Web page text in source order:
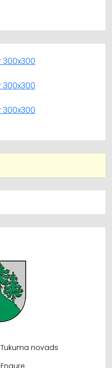
Tukuma novads
Engure